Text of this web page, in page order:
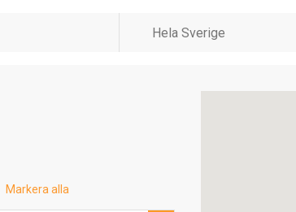
Markera alla